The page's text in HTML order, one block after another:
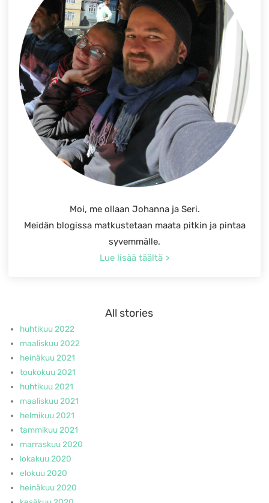
Moi, me ollaan Johanna ja Seri.
Meidän blogissa matkustetaan maata pitkin ja pintaa
syvemmälle.
Lue lisää täältä >
All stories
huhtikuu 2022
maaliskuu 2022
heinäkuu 2021
toukokuu 2021
huhtikuu 2021
maaliskuu 2021
helmikuu 2021
tammikuu 2021
marraskuu 2020
lokakuu 2020
elokuu 2020
heinäkuu 2020